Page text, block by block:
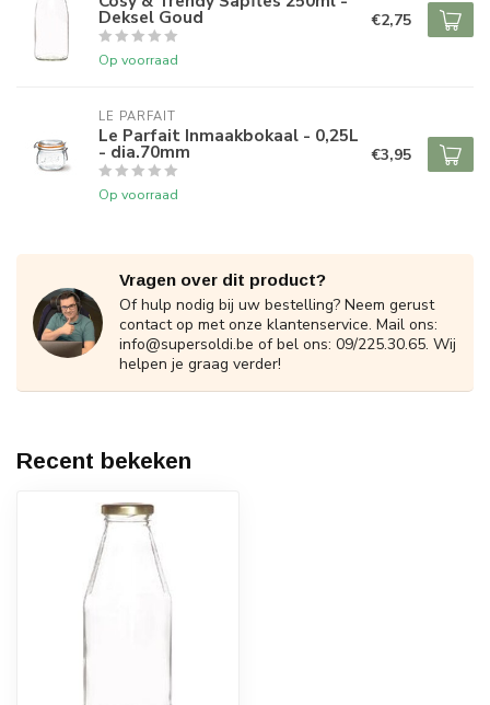
Deksel Goud
Op voorraad
€2,75
LE PARFAIT
Le Parfait Inmaakbokaal - 0,25L
- dia.70mm
Op voorraad
€3,95
Vragen over dit product?
Of hulp nodig bij uw bestelling? Neem gerust
contact op met onze klantenservice. Mail ons:
info@supersoldi.be of bel ons: 09/225.30.65. Wij
helpen je graag verder!
Recent bekeken